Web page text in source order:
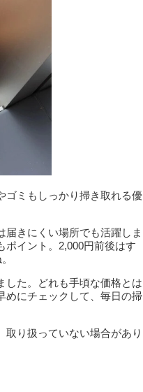
ゴミもしっかり掃き取れる優
きにくい場所でも活躍しま
ポイント。2,000円前後はす
した。どれも手頃な価格とは
めにチェックして、毎日の掃
り扱っていない場合があり